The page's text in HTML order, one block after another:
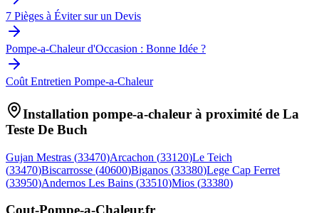
7 Pièges à Éviter sur un Devis
Pompe-a-Chaleur d'Occasion : Bonne Idée ?
Coût Entretien Pompe-a-Chaleur
Installation pompe-a-chaleur à proximité de La
Teste De Buch
Gujan Mestras (33470)Arcachon (33120)Le Teich
(33470)Biscarrosse (40600)Biganos (33380)Lege Cap Ferret
(33950)Andernos Les Bains (33510)Mios (33380)